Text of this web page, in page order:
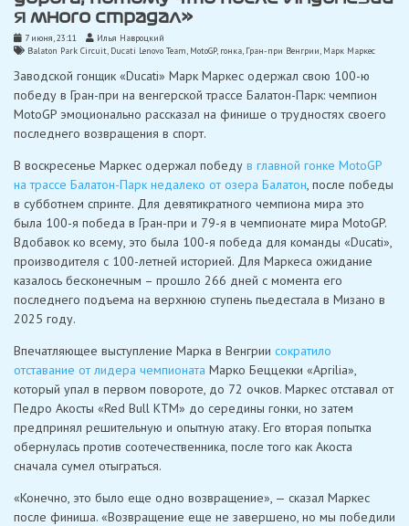
я много страдал»
7 июня, 23:11
Илья Навроцкий
Balaton Park Circuit Ducati Lenovo Team MotoGP, гонка Гран-при Венгрии Марк Маркес
Заводской гонщик «Ducati» Марк Маркес одержал свою 100-ю
победу в Гран-при на венгерской трассе Балатон-Парк: чемпион
MotoGP эмоционально рассказал на финише о трудностях своего
последнего возвращения в спорт.
В воскресенье Маркес одержал победу в главной гонке MotoGP
на трассе Балатон-Парк недалеко от озера Балатон , после победы
в субботнем спринте. Для девятикратного чемпиона мира это
была 100-я победа в Гран-при и 79-я в чемпионате мира MotoGP.
Вдобавок ко всему, это была 100-я победа для команды «Ducati»,
производителя с 100-летней историей. Для Маркеса ожидание
казалось бесконечным – прошло 266 дней с момента его
последнего подъема на верхнюю ступень пьедестала в Мизано в
2025 году.
Впечатляющее выступление Марка в Венгрии сократило
отставание от лидера чемпионата Марко Беццекки «Aprilia»,
который упал в первом повороте, до 72 очков. Маркес отставал от
Педро Акосты «Red Bull KTM» до середины гонки, но затем
предпринял решительную и опытную атаку. Его вторая попытка
обернулась против соотечественника, после того как Акоста
сначала сумел отыграться.
«Конечно, это было еще одно возвращение», — сказал Маркес
после финиша. «Возвращение еще не завершено, но мы победили